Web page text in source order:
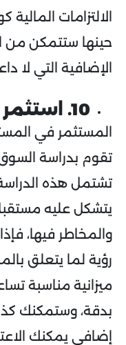
الالتزامات
حينها ستتمكن من
الإضافية التي لا
10. استثمر في المستقبل
المستثمر في
تقوم بدراسة
تشتمل هذه
يتشكل عليه
والمخاطر فيها،
رؤية لما يتعلق
ميزانية مناسبة
بدقة، وستمكنك
إضافي يمكنك